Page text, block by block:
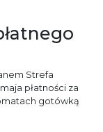
Strefa
płatności za
gotówką